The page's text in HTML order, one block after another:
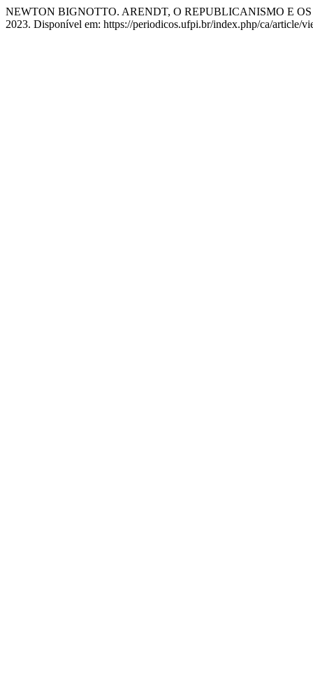
NEWTON BIGNOTTO. ARENDT, O REPUBLICANISMO E
2023. Disponível em: https://periodicos.ufpi.br/index.php/ca/article/